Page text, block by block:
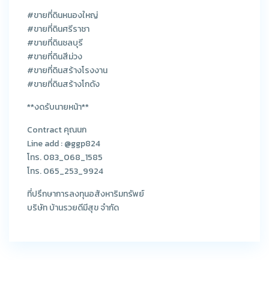
#ขายที่ดินหนองใหญ่
#ขายที่ดินศรีราชา
#ขายที่ดินชลบุรี
#ขายที่ดินสีม่วง
#ขายที่ดินสร้างโรงงาน
#ขายที่ดินสร้างโกดัง
**งดรับนายหน้า**
Contract คุณนก
Line add : @ggp824
โทร. 083_068_1585
โทร. 065_253_9924
ที่ปรึกษาการลงทุนอสังหาริมทรัพย์
บริษัท บ้านรวยดีมีสุข จำกัด